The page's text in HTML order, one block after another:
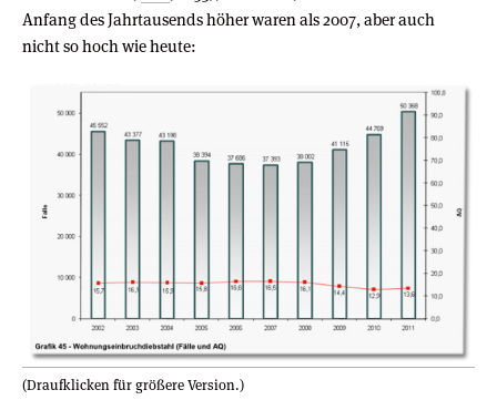
Anfang des Jahrtausends höher waren als 2007, aber auch
nicht so hoch wie heute:
(Draufklicken für größere Version.)